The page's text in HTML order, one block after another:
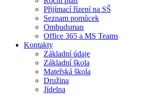
Přijímací řízení na SŠ
Seznam pomůcek
Ombudsman
Office 365 a MS Teams
Kontakty
Základní údaje
Základní škola
Mateřská škola
Družina
Jídelna